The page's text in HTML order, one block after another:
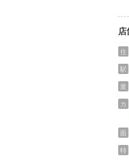
店
住
駅
業
カ
面
特